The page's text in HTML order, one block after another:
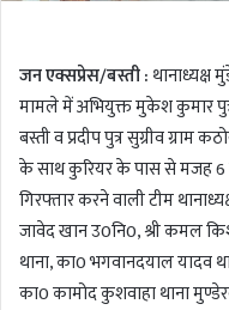
जन एक्सप्रेस/बस्ती :
मामले में अभियुक्त मुकेश कुमार पुत्र
बस्ती व प्रदीप पुत्र सुग्रीव ग्राम
के साथ कुरियर के पास से मजह 6
गिरफ्तार करने वाली टीम
जावेद खान उ0नि0, श्री कमल
थाना, का0 भगवानदयाल यादव
का0 कामोद कुशवाहा थाना